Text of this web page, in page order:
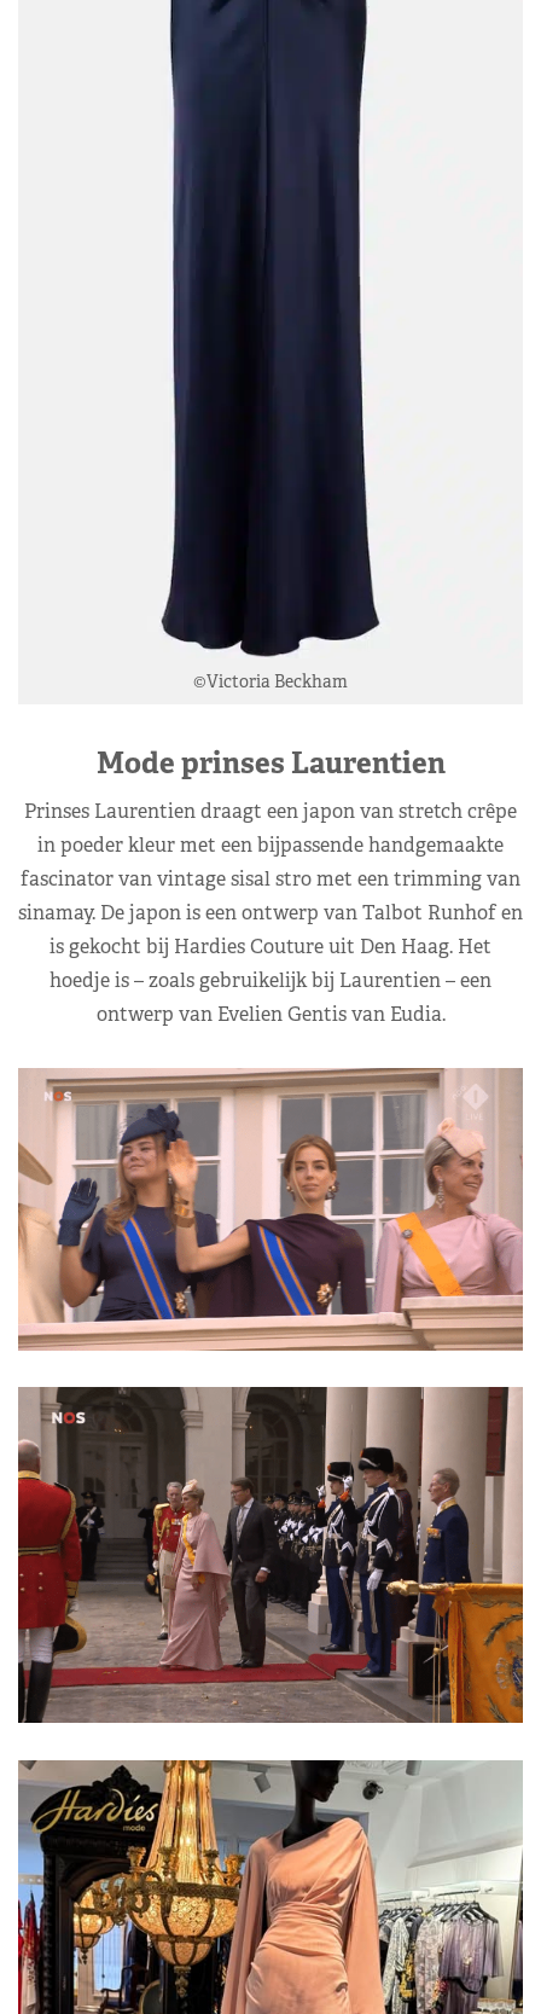
©Victoria Beckham
Mode prinses Laurentien
Prinses Laurentien draagt een japon van stretch crêpe
in poeder kleur met een bijpassende handgemaakte
fascinator van vintage sisal stro met een trimming van
sinamay. De japon is een ontwerp van Talbot Runhof en
is gekocht bij Hardies Couture uit Den Haag. Het
hoedje is – zoals gebruikelijk bij Laurentien – een
ontwerp van Evelien Gentis van Eudia.